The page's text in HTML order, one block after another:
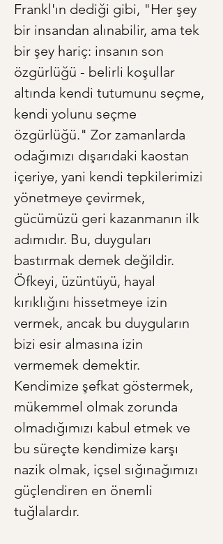
Frankl'ın dediği gibi, "Her şey
bir insandan alınabilir, ama tek
bir şey hariç: insanın son
özgürlüğü - belirli koşullar
altında kendi tutumunu seçme,
kendi yolunu seçme
özgürlüğü." Zor zamanlarda
odağımızı dışarıdaki kaostan
içeriye, yani kendi tepkilerimizi
yönetmeye çevirmek,
gücümüzü geri kazanmanın ilk
adımıdır. Bu, duyguları
bastırmak demek değildir.
Öfkeyi, üzüntüyü, hayal
kırıklığını hissetmeye izin
vermek, ancak bu duyguların
bizi esir almasına izin
vermemek demektir.
Kendimize şefkat göstermek,
mükemmel olmak zorunda
olmadığımızı kabul etmek ve
bu süreçte kendimize karşı
nazik olmak, içsel sığınağımızı
güçlendiren en önemli
tuğlalardır.